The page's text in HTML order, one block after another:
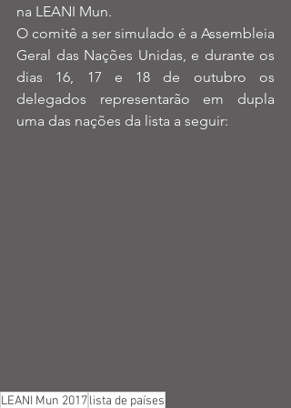
na LEANI Mun.
O comitê a ser simulado é a Assembleia
Geral das Nações Unidas, e durante os
dias 16, 17 e 18 de outubro os
delegados representarão em dupla
uma das nações da lista a seguir:
LEANI Mun 2017lista de países